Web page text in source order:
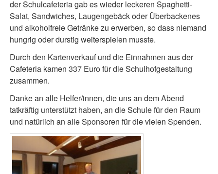
der Schulcafeteria gab es wieder leckeren Spaghetti-
Salat, Sandwiches, Laugengebäck oder Überbackenes
und alkoholfreie Getränke zu erwerben, so dass niemand
hungrig oder durstig weiterspielen musste.
Durch den Kartenverkauf und die Einnahmen aus der
Cafeteria kamen 337 Euro für die Schulhofgestaltung
zusammen.
Danke an alle Helfer/innen, die uns an dem Abend
tatkräftig unterstützt haben, an die Schule für den Raum
und natürlich an alle Sponsoren für die vielen Spenden.